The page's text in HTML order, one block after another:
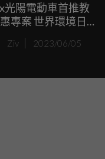
光陽電動車首推教
專案 世界環境日邀
職人士挺綠能 連續
居亞軍寶座 暑假
Ziv 2023/06/05